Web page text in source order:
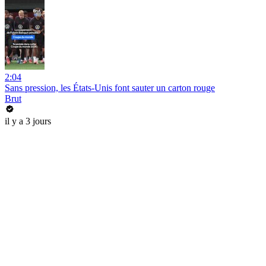
2:04
Sans pression, les États-Unis font sauter un carton rouge
Brut
il y a 3 jours